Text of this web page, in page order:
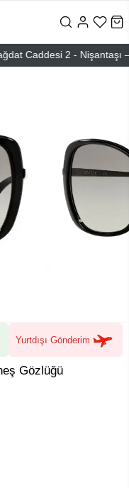
Caddesi 2 - Nişantaşı –
Yurtdışı Gönderim
Gözlüğü